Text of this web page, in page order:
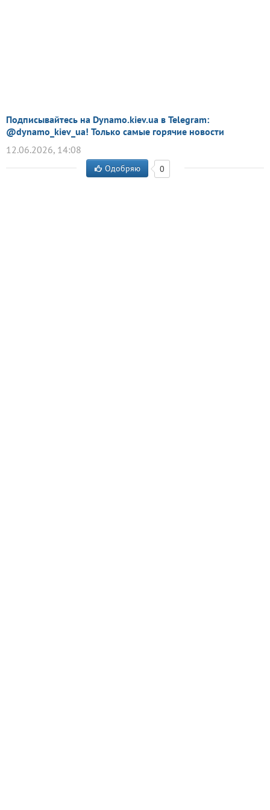
Подписывайтесь на Dynamo.kiev.ua в Telegram:
@dynamo_kiev_ua! Только самые горячие новости
12.06.2026, 14:08
Одобряю 0